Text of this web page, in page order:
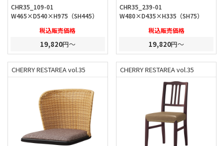
CHR35_109-01
W465×D540×H975（SH445）
税込販売価格
19,820円～
CHR35_239-01
W480×D435×H335（SH75）
税込販売価格
19,820円～
CHERRY RESTAREA vol.35 CHERRY RESTAREA vol.35